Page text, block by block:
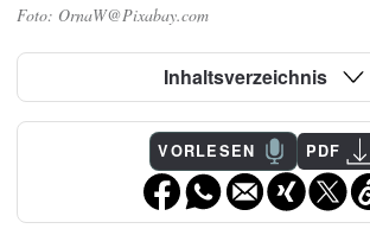
OrnaW@Pixabay.com
Inhaltsverzeichnis
VORLESEN PDF